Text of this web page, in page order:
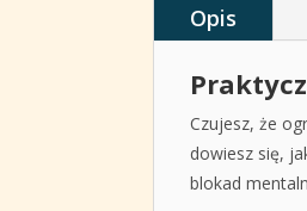
Opis
Czujesz, że
dowiesz się,
blokad